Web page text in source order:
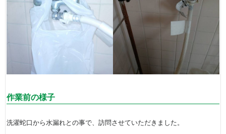
作業前の様子
洗濯蛇口から水漏れとの事で、訪問させていただきました。